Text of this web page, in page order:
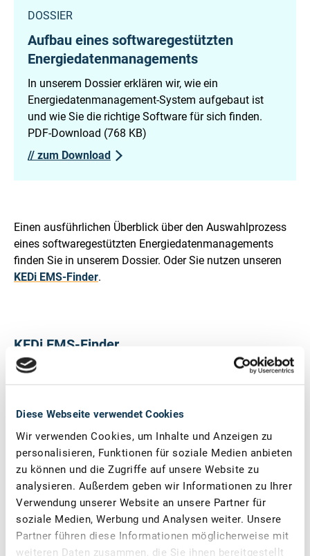
Diese Webseite verwendet Cookies
Wir verwenden Cookies, um Inhalte und Anzeigen zu
personalisieren, Funktionen für soziale Medien anbieten
zu können und die Zugriffe auf unsere Website zu
analysieren. Außerdem geben wir Informationen zu Ihrer
Verwendung unserer Website an unsere Partner für
soziale Medien, Werbung und Analysen weiter. Unsere
Partner führen diese Informationen möglicherweise mit
weiteren Daten zusammen, die Sie ihnen bereitgestellt
DOSSIER
Aufbau eines softwaregestützten
Energiedatenmanagements
In unserem Dossier erklären wir, wie ein
Energiedatenmanagement-System aufgebaut ist
und wie Sie die richtige Software für sich finden.
PDF-Download (768 KB)
// zum Download
Einen ausführlichen Überblick über den Auswahlprozess
eines softwaregestützten Energiedatenmanagements
finden Sie in unserem Dossier. Oder Sie nutzen unseren
KEDi EMS-Finder.
KEDi EMS-Finder
Diese Inhalte können nicht angezeigt werden, da die
um die Cookies zu akzeptieren und den Inhalt
Video: Vorgestellt - Der KEDi EMS-Finder